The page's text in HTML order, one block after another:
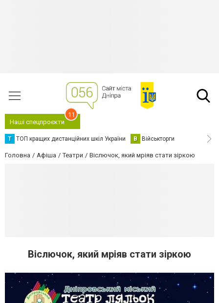
Наші спецпроєкти
11
Т ТОП кращих дистанційних шкіл України В Військторги
Головна Афіша Театри Віслючок, який мріяв стати зіркою
Віслючок, який мріяв стати зіркою